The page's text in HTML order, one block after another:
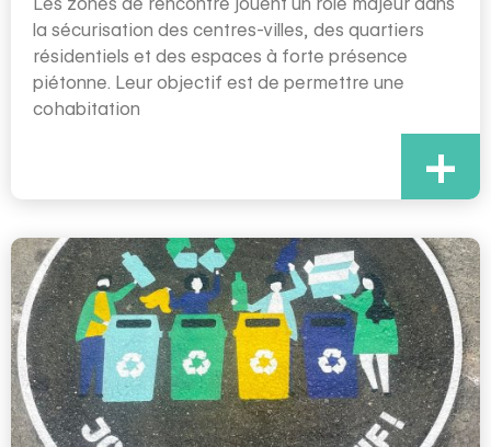
la sécurisation des centres-villes, des quartiers
résidentiels et des espaces à forte présence
piétonne. Leur objectif est de permettre une
cohabitation
+